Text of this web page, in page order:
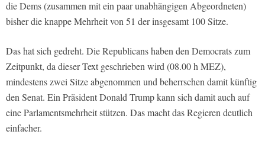
die Dems (zusammen mit ein paar unabhängigen Abgeordneten)
bisher die knappe Mehrheit von 51 der insgesamt 100 Sitze.
Das hat sich gedreht. Die Republicans haben den Democrats zum
Zeitpunkt, da dieser Text geschrieben wird (08.00 h MEZ),
mindestens zwei Sitze abgenommen und beherrschen damit künftig
den Senat. Ein Präsident Donald Trump kann sich damit auch auf
eine Parlamentsmehrheit stützen. Das macht das Regieren deutlich
einfacher.